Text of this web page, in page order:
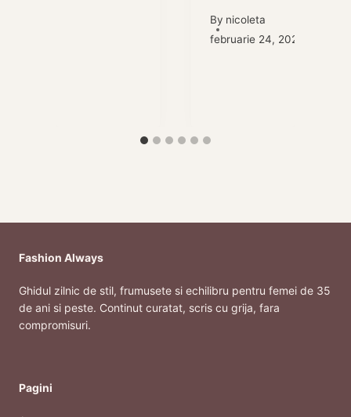
By nicoleta
februarie 24, 2023
Fashion Always
Ghidul zilnic de stil, frumusete si echilibru pentru femei de 35
de ani si peste. Continut curatat, scris cu grija, fara
compromisuri.
Pagini